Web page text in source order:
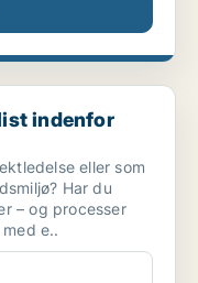
indenfor
eller som
Har du
– og processer
e..